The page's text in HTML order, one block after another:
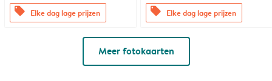
offers Elke dag lage prijzen offers Elke dag lage prijzen
Meer fotokaarten